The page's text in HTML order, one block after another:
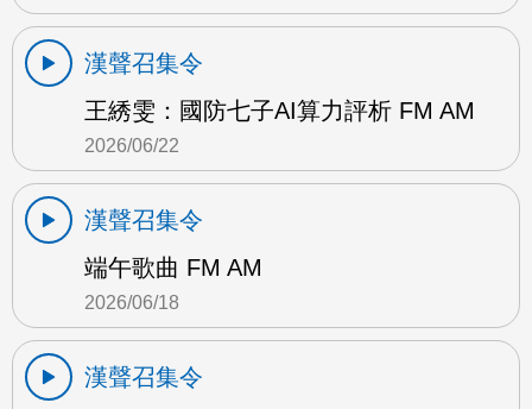
漢聲召集令
王綉雯：國防七子AI算力評析 FM AM
2026/06/22
漢聲召集令
端午歌曲 FM AM
2026/06/18
漢聲召集令